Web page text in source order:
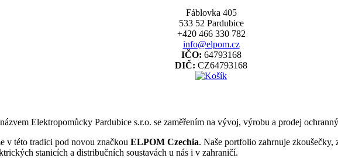
Fáblovka 405
533 52 Pardubice
+420 466 330 782
info@elpom.cz
IČO: 64793168
DIČ: CZ64793168
Elektropomůcky Pardubice s.r.o. se zaměřením na vývoj, výrobu a prodej
v této tradici pod novou značkou ELPOM Czechia. Naše portfolio zahrnuje
stanicích a distribučních soustavách u nás i v zahraničí.